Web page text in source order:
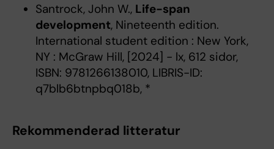
Santrock, John W., Life-span
development, Nineteenth edition.
International student edition : New York,
NY : McGraw Hill, [2024] - lx, 612 sidor,
ISBN: 9781266138010, LIBRIS-ID:
q7blb6btnpbq018b, *
Rekommenderad litteratur